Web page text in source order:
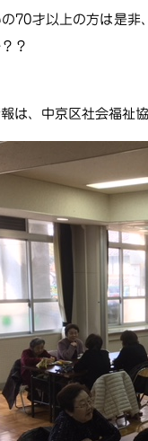
70才以上の方は是非
？
は、中京区社会福祉